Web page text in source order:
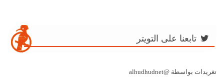
تابعنا على التويتر
تغريدات بواسطة @alhudhudnet